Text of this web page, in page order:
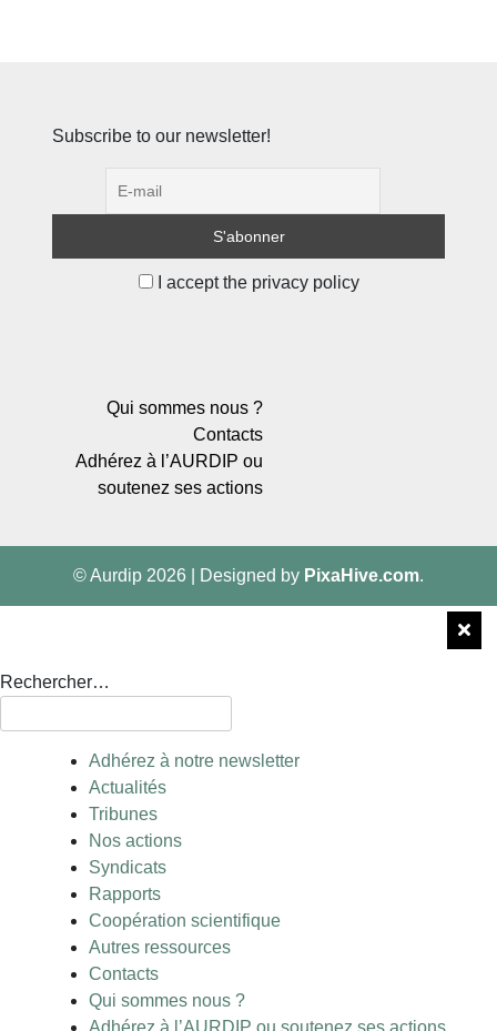
Subscribe to our newsletter!
I accept the privacy policy
Qui sommes nous ?
Contacts
Adhérez à l’AURDIP ou
soutenez ses actions
© Aurdip 2026 Designed by PixaHive.com.
Rechercher…
Adhérez à notre newsletter
Actualités
Tribunes
Nos actions
Syndicats
Rapports
Coopération scientifique
Autres ressources
Contacts
Qui sommes nous ?
Adhérez à l’AURDIP ou soutenez ses actions